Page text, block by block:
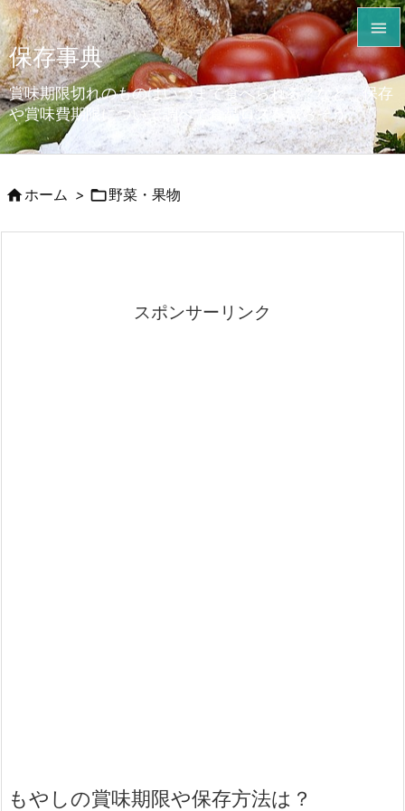
保存事典
賞味期限切れのものはいつまで食べられる？など、保存
や賞味費期限について調べて食品ロスを減らそう。


メニュ

サイド
ホーム > 野菜・果物
スポンサーリンク
もやしの賞味期限や保存方法は？